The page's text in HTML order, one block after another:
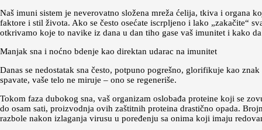
Naš imuni sistem je neverovatno složena mreža ćelija, tkiva i organa
faktore i stil života. Ako se često osećate iscrpljeno i lako „zakačite“
otkrivamo koje to navike iz dana u dan tiho gase vaš imunitet i kako
Manjak sna i noćno bdenje kao direktan udarac na imunitet
Danas se nedostatak sna često, potpuno pogrešno, glorifikuje kao
spavate, vaše telo ne miruje – ono se regeneriše.
Tokom faza dubokog sna, vaš organizam oslobađa proteine koji se
do osam sati, proizvodnja ovih zaštitnih proteina drastično opada.
razbole nakon izlaganja virusu u poređenju sa onima koji imaju